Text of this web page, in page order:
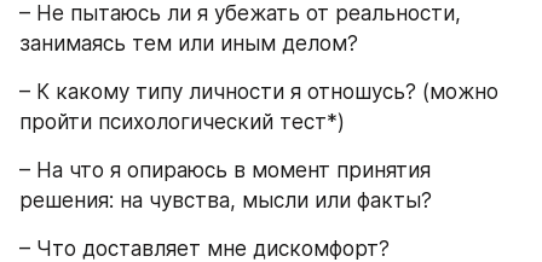
– Не пытаюсь ли я убежать от реальности,
занимаясь тем или иным делом?
– К какому типу личности я отношусь? (можно
пройти психологический тест*)
– На что я опираюсь в момент принятия
решения: на чувства, мысли или факты?
– Что доставляет мне дискомфорт?